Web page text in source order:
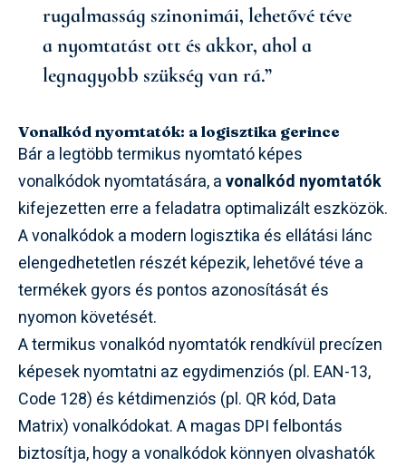
rugalmasság szinonimái, lehetővé téve
a nyomtatást ott és akkor, ahol a
legnagyobb szükség van rá.”
Vonalkód nyomtatók: a logisztika gerince
Bár a legtöbb termikus nyomtató képes
vonalkódok nyomtatására, avonalkód nyomtatók
kifejezetten erre a feladatra optimalizált eszközök.
A vonalkódok a modern logisztika és ellátási lánc
elengedhetetlen részét képezik, lehetővé téve a
termékek gyors és pontos azonosítását és
nyomon követését.
A termikus vonalkód nyomtatók rendkívül precízen
képesek nyomtatni az egydimenziós (pl. EAN-13,
Code 128) és kétdimenziós (pl. QR kód, Data
Matrix) vonalkódokat. A magas DPI felbontás
biztosítja, hogy a vonalkódok könnyen olvashatók